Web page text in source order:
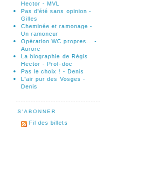
Hector - MVL
Pas d'été sans opinion -
Gilles
Cheminée et ramonage -
Un ramoneur
Opération WC propres… -
Aurore
La biographie de Régis
Hector - Prof-doc
Pas le choix ! - Denis
L'air pur des Vosges -
Denis
S'ABONNER
Fil des billets